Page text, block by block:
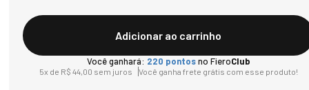
Adicionar ao carrinho
Você ganhará: 220 pontosno FieroClub
5x de R$ 44,00 sem juros Você ganha frete grátis com esse produto!